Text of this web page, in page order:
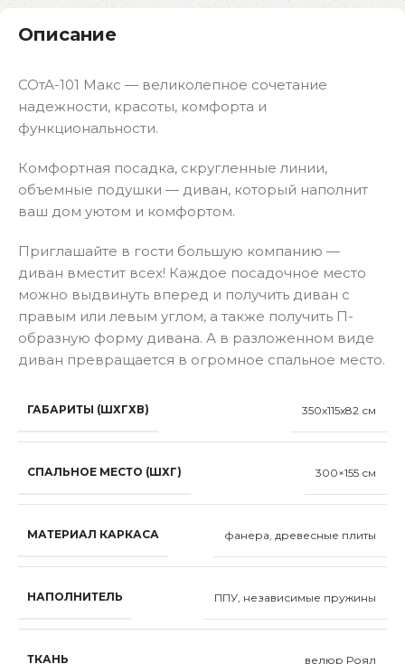
Описание
СОтА-101 Макс — великолепное сочетание
надежности, красоты, комфорта и
функциональности.
Комфортная посадка, скругленные линии,
объемные подушки — диван, который наполнит
ваш дом уютом и комфортом.
Приглашайте в гости большую компанию —
диван вместит всех! Каждое посадочное место
можно выдвинуть вперед и получить диван с
правым или левым углом, а также получить П-
образную форму дивана. А в разложенном виде
диван превращается в огромное спальное место.
ГАБАРИТЫ (ШХГХВ) 350x115x82 см
СПАЛЬНОЕ МЕСТО (ШХГ) 300×155 см
МАТЕРИАЛ КАРКАСА фанера, древесные плиты
НАПОЛНИТЕЛЬ ППУ, независимые пружины
ТКАНЬ велюр Роял